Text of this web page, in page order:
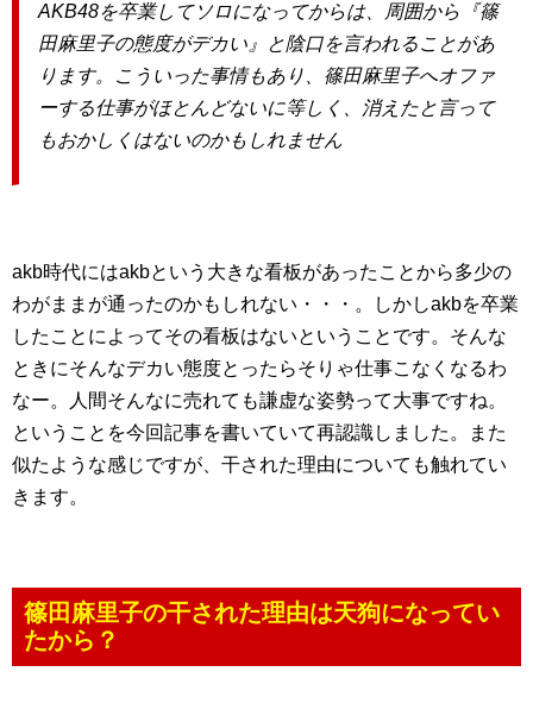
AKB48を卒業してソロになってからは、周囲から『篠
田麻里子の態度がデカい』と陰口を言われることがあ
ります。こういった事情もあり、篠田麻里子へオファ
ーする仕事がほとんどないに等しく、消えたと言って
もおかしくはないのかもしれません
akb時代にはakbという大きな看板があったことから多少の
わがままが通ったのかもしれない・・・。しかしakbを卒業
したことによってその看板はないということです。そんな
ときにそんなデカい態度とったらそりゃ仕事こなくなるわ
なー。人間そんなに売れても謙虚な姿勢って大事ですね。
ということを今回記事を書いていて再認識しました。また
似たような感じですが、干された理由についても触れてい
きます。
篠田麻里子の干された理由は天狗になってい
たから？